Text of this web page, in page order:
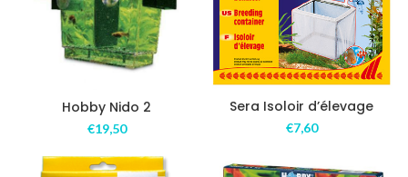
Hobby Nido 2
€19,50
Sera Isoloir d’élevage
€7,60